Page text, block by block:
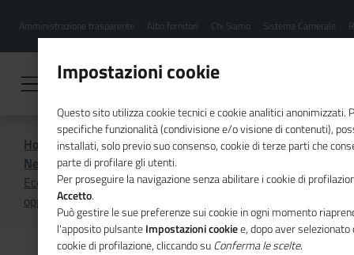
contenuto
Menu
hamburgher
Amministrazione trasparente Albo fornitori Chi Siamo Sistema Camerale
Home CSR
Comunicazione
News di CSR
Ecobonus e Sismabonus: a Imperia un convegno sulle
opportunità del comparto edilizio
Impostazioni cookie
Questo sito utilizza cookie tecnici e cookie analitici anonimizzati.
specifiche funzionalità (condivisione e/o visione di contenuti),
installati, solo previo suo consenso, cookie di terze parti che
parte di profilare gli utenti.
Per proseguire la navigazione senza abilitare i cookie di
Accetto.
Può gestire le sue preferenze sui cookie in ogni momento
l'apposito pulsanteImpostazioni cookiee, dopo aver
cookie di profilazione, cliccando suConferma le scelte.